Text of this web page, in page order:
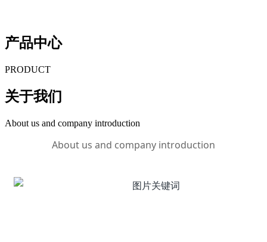
产品中心
PRODUCT
关于我们
About us and company introduction
About us and company introduction